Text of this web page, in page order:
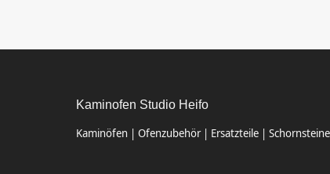
Kaminofen Studio Heifo
Kaminöfen | Ofenzubehör | Ersatzteile | Schornsteine